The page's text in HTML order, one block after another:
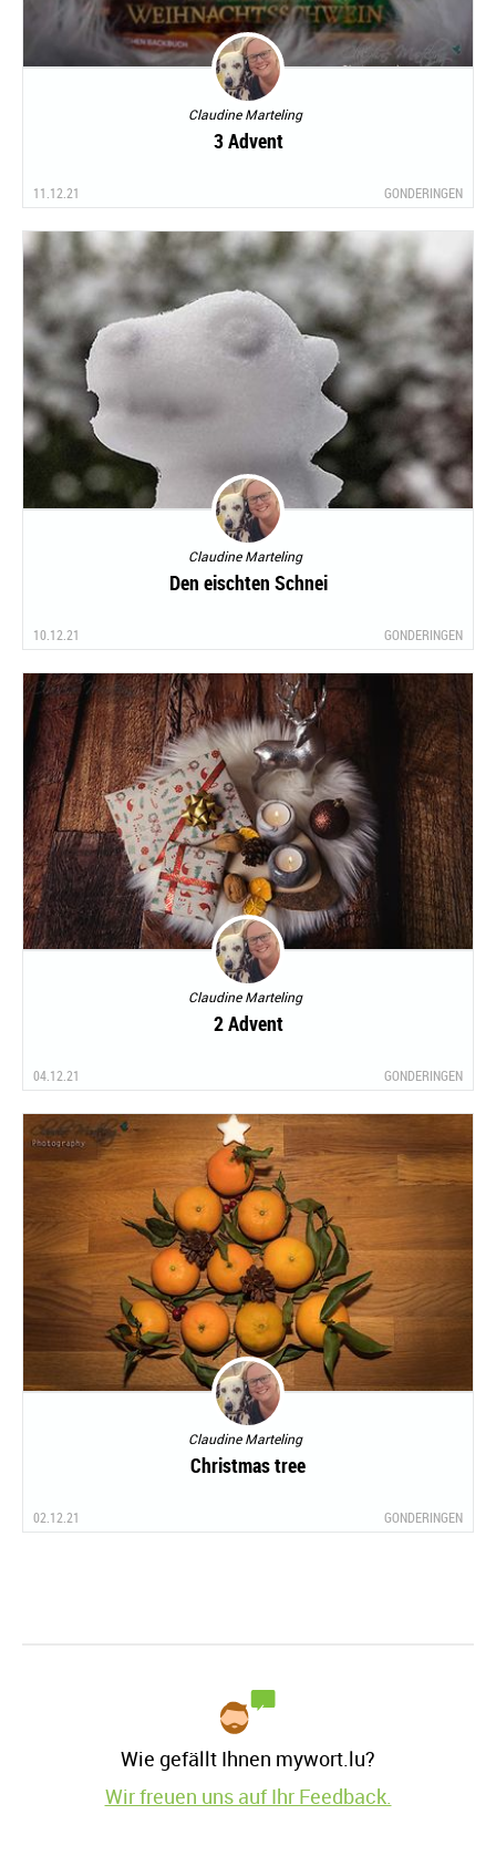
Claudine Marteling
3 Advent
11.12.21 GONDERINGEN
Claudine Marteling
Den eischten Schnei
10.12.21 GONDERINGEN
Claudine Marteling
2 Advent
04.12.21 GONDERINGEN
Claudine Marteling
Christmas tree
02.12.21 GONDERINGEN
Wie gefällt Ihnen mywort.lu?
Wir freuen uns auf Ihr Feedback.